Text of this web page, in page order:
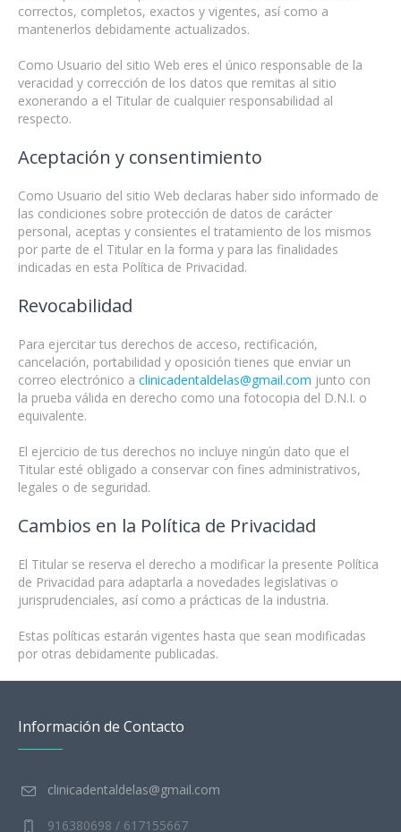
correctos, completos, exactos y vigentes, así como a
mantenerlos debidamente actualizados.
Como Usuario del sitio Web eres el único responsable de la
veracidad y corrección de los datos que remitas al sitio
exonerando a el Titular de cualquier responsabilidad al
respecto.
Aceptación y consentimiento
Como Usuario del sitio Web declaras haber sido informado de
las condiciones sobre protección de datos de carácter
personal, aceptas y consientes el tratamiento de los mismos
por parte de el Titular en la forma y para las finalidades
indicadas en esta Política de Privacidad.
Revocabilidad
Para ejercitar tus derechos de acceso, rectificación,
cancelación, portabilidad y oposición tienes que enviar un
correo electrónico a clinicadentaldelas@gmail.com junto con
la prueba válida en derecho como una fotocopia del D.N.I. o
equivalente.
El ejercicio de tus derechos no incluye ningún dato que el
Titular esté obligado a conservar con fines administrativos,
legales o de seguridad.
Cambios en la Política de Privacidad
El Titular se reserva el derecho a modificar la presente Política
de Privacidad para adaptarla a novedades legislativas o
jurisprudenciales, así como a prácticas de la industria.
Estas políticas estarán vigentes hasta que sean modificadas
por otras debidamente publicadas.
Información de Contacto
clinicadentaldelas@gmail.com
916380698 / 617155667